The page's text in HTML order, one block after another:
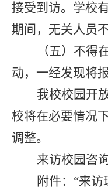
接受到访。学校
期间，无关人员
（五）不得
动，一经发现将
我校校园开
校将在必要情况
调整。
来访校园咨
附件： “来访